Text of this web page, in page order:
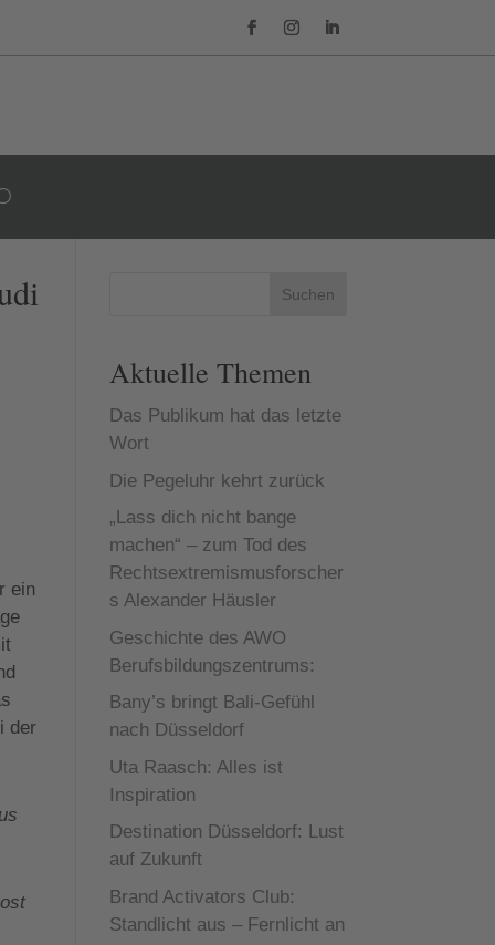
ein
der
Suchen
Aktuelle Themen
Das Publikum hat das letzte
Wort
Die Pegeluhr kehrt zurück
„Lass dich nicht bange
machen“ – zum Tod des
Rechtsextremismusforscher
s Alexander Häusler
Geschichte des AWO
Berufsbildungszentrums:
Bany’s bringt Bali-Gefühl
nach Düsseldorf
Uta Raasch: Alles ist
Inspiration
Destination Düsseldorf: Lust
auf Zukunft
Brand Activators Club:
Standlicht aus – Fernlicht an